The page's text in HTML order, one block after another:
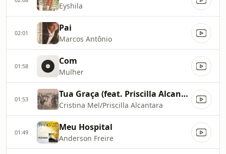
Eyshila
02:01 Pai
Marcos Antônio
01:58 Com
Mulher
01:53 Tua Graça (feat. Priscilla Alcantara)
Cristina Mel/Priscilla Alcantara
01:49 Meu Hospital
Anderson Freire